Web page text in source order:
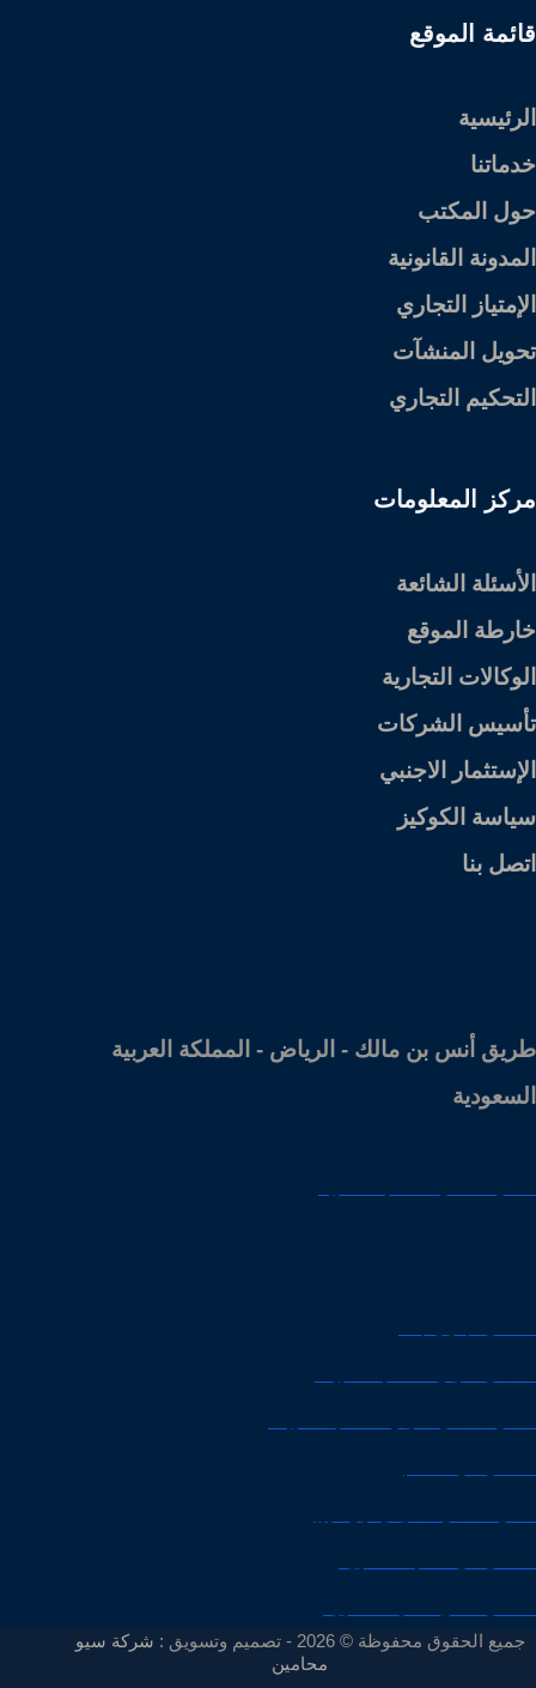
قائمة الموقع
الرئيسية
خدماتنا
حول المكتب
المدونة القانونية
الإمتياز التجاري
تحويل المنشآت
التحكيم التجاري
مركز المعلومات
الأسئلة الشائعة
خارطة الموقع
الوكالات التجارية
تأسيس الشركات
الإستثمار الاجنبي
سياسة الكوكيز
اتصل بنا
طريق أنس بن مالك - الرياض - المملكة العربية
السعودية
جميع الحقوق محفوظة © 2026 - تصميم وتسويق :
شركة سيو
محامين